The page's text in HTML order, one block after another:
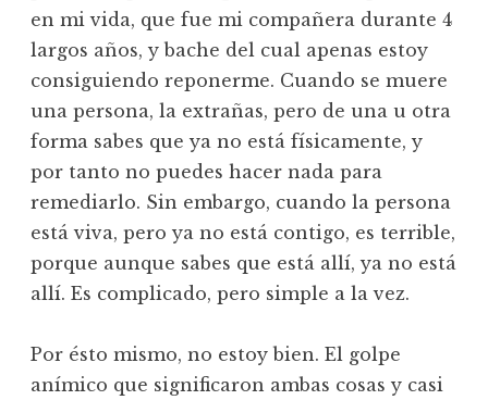
en mi vida, que fue mi compañera durante 4
largos años, y bache del cual apenas estoy
consiguiendo reponerme. Cuando se muere
una persona, la extrañas, pero de una u otra
forma sabes que ya no está físicamente, y
por tanto no puedes hacer nada para
remediarlo. Sin embargo, cuando la persona
está viva, pero ya no está contigo, es terrible,
porque aunque sabes que está allí, ya no está
allí. Es complicado, pero simple a la vez.
Por ésto mismo, no estoy bien. El golpe
anímico que significaron ambas cosas y casi